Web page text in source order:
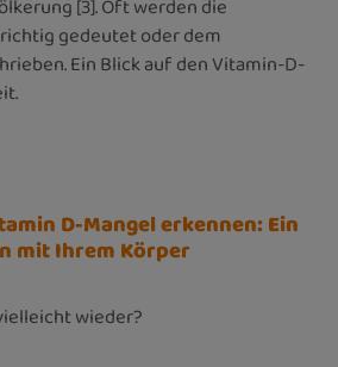
[3]. Oft werden die
gedeutet oder dem
Ein Blick auf den Vitamin-D-
D-Mangel erkennen: Ein
mit Ihrem Körper
wieder?